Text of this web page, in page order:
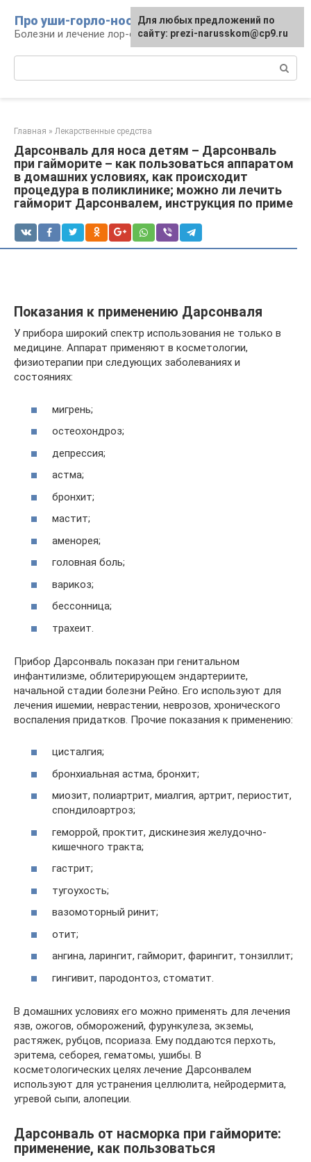
контенту
Про уши-горло-нос
Болезни и лечение лор-органов
Главная » Лекарственные средства
Дарсонваль для носа детям – Дарсонваль
при гайморите – как пользоваться аппаратом
в домашних условиях, как происходит
процедура в поликлинике; можно ли лечить
гайморит Дарсонвалем, инструкция по приме
Показания к применению Дарсонваля
У прибора широкий спектр использования не только в
медицине. Аппарат применяют в косметологии,
физиотерапии при следующих заболеваниях и
состояниях:
мигрень;
остеохондроз;
депрессия;
астма;
бронхит;
мастит;
аменорея;
головная боль;
варикоз;
бессонница;
трахеит.
Прибор Дарсонваль показан при генитальном
инфантилизме, облитерирующем эндартериите,
начальной стадии болезни Рейно. Его используют для
лечения ишемии, неврастении, неврозов, хронического
воспаления придатков. Прочие показания к применению:
цисталгия;
бронхиальная астма, бронхит;
миозит, полиартрит, миалгия, артрит, периостит,
спондилоартроз;
геморрой, проктит, дискинезия желудочно-
кишечного тракта;
гастрит;
тугоухость;
вазомоторный ринит;
отит;
ангина, ларингит, гайморит, фарингит, тонзиллит;
гингивит, пародонтоз, стоматит.
В домашних условиях его можно применять для лечения
язв, ожогов, обморожений, фурункулеза, экземы,
растяжек, рубцов, псориаза. Ему поддаются перхоть,
эритема, себорея, гематомы, ушибы. В
косметологических целях лечение Дарсонвалем
используют для устранения целлюлита, нейродермита,
угревой сыпи, алопеции.
Дарсонваль от насморка при гайморите:
применение, как пользоваться
Для любых предложений по
сайту: prezi-narusskom@cp9.ru